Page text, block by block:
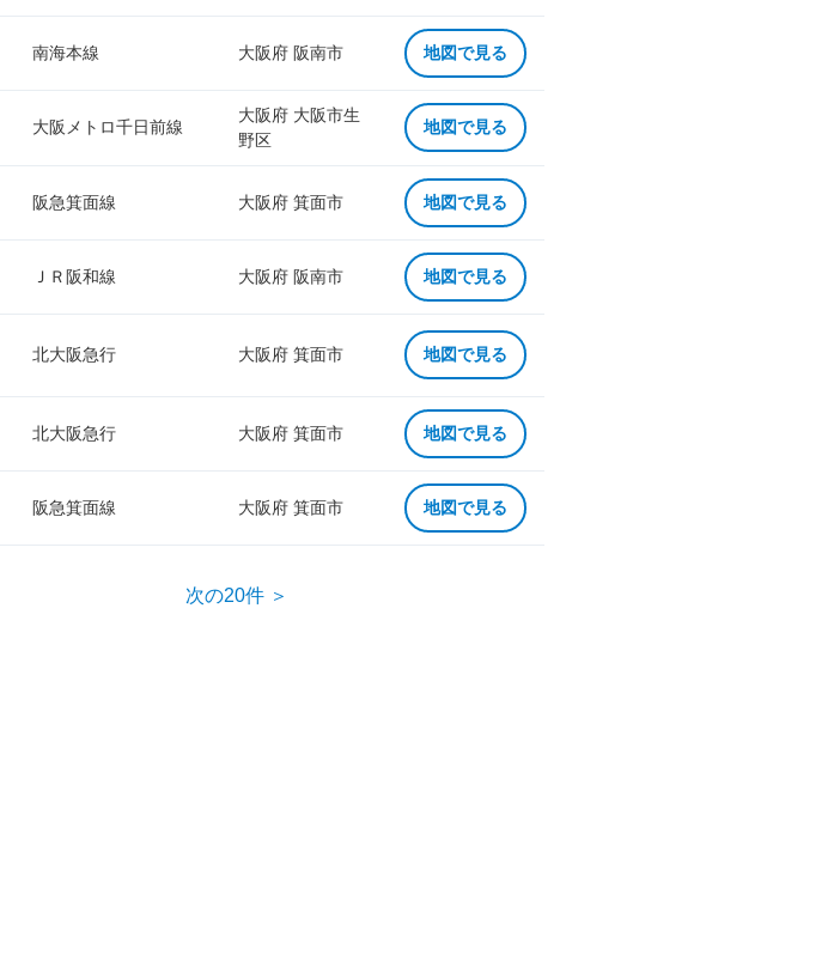
南海本線 大阪府 阪南市 地図で見る
大阪メトロ千日前線
大阪府 大阪市生
野区
地図で見る
阪急箕面線 大阪府 箕面市 地図で見る
ＪＲ阪和線 大阪府 阪南市 地図で見る
北大阪急行 大阪府 箕面市 地図で見る
北大阪急行 大阪府 箕面市 地図で見る
阪急箕面線 大阪府 箕面市 地図で見る
次の20件 ＞